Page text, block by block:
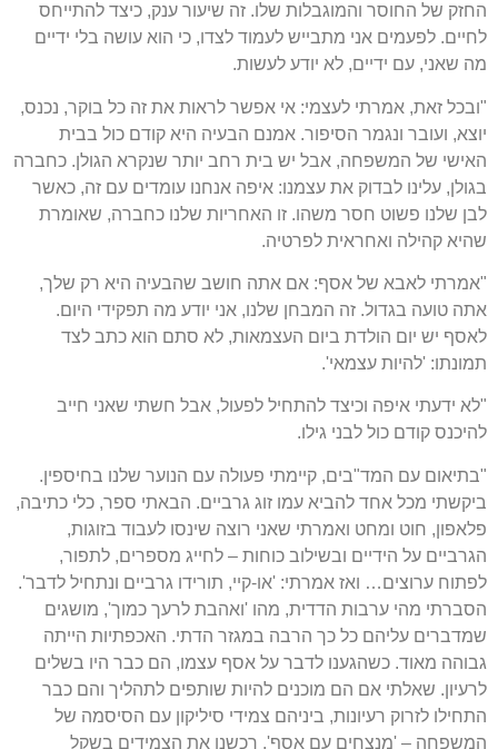
החזק של החוסר והמוגבלות שלו. זה שיעור ענק, כיצד להתייחס
לחיים. לפעמים אני מתבייש לעמוד לצדו, כי הוא עושה בלי ידיים
מה שאני, עם ידיים, לא יודע לעשות.
"ובכל זאת, אמרתי לעצמי: אי אפשר לראות את זה כל בוקר, נכנס,
יוצא, ועובר ונגמר הסיפור. אמנם הבעיה היא קודם כול בבית
האישי של המשפחה, אבל יש בית רחב יותר שנקרא הגולן. כחברה
בגולן, עלינו לבדוק את עצמנו: איפה אנחנו עומדים עם זה, כאשר
לבן שלנו פשוט חסר משהו. זו האחריות שלנו כחברה, שאומרת
שהיא קהילה ואחראית לפרטיה.
"אמרתי לאבא של אסף: אם אתה חושב שהבעיה היא רק שלך,
אתה טועה בגדול. זה המבחן שלנו, אני יודע מה תפקידי היום.
לאסף יש יום הולדת ביום העצמאות, לא סתם הוא כתב לצד
תמונתו: 'להיות עצמאי'.
"לא ידעתי איפה וכיצד להתחיל לפעול, אבל חשתי שאני חייב
להיכנס קודם כול לבני גילו.
"בתיאום עם המד"בים, קיימתי פעולה עם הנוער שלנו בחיספין.
ביקשתי מכל אחד להביא עמו זוג גרביים. הבאתי ספר, כלי כתיבה,
פלאפון, חוט ומחט ואמרתי שאני רוצה שינסו לעבוד בזוגות,
הגרביים על הידיים ובשילוב כוחות – לחייג מספרים, לתפור,
לפתוח ערוצים… ואז אמרתי: 'או-קיי, תורידו גרביים ונתחיל לדבר'.
הסברתי מהי ערבות הדדית, מהו 'ואהבת לרעך כמוך', מושגים
שמדברים עליהם כל כך הרבה במגזר הדתי. האכפתיות הייתה
גבוהה מאוד. כשהגענו לדבר על אסף עצמו, הם כבר היו בשלים
לרעיון. שאלתי אם הם מוכנים להיות שותפים לתהליך והם כבר
התחילו לזרוק רעיונות, ביניהם צמידי סיליקון עם הסיסמה של
המשפחה – 'מנצחים עם אסף'. רכשנו את הצמידים בשקל